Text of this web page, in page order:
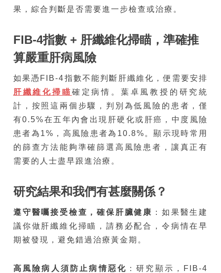
果，綜合判斷是否需要進一步檢查或治療。
FIB-4指數 + 肝纖維化掃瞄，準確推
算嚴重肝病風險
如果憑FIB-4指數不能判斷肝纖維化，便需要安排
肝纖維化掃瞄確定病情。葉卓風教授的研究統
計，按照這兩個步驟，判別為低風險的患者，僅
有0.5%在五年內會出現肝硬化或肝癌，中度風險
患者為1%，高風險患者為10.8%。顯示現時常用
的篩查方法能夠準確篩選高風險患者，讓真正有
需要的人士盡早跟進治療。
研究結果和我們有甚麼關係？
遵守醫囑接受檢查，確保肝臟健康 ：如果醫生建
議你做肝纖維化掃瞄，請務必配合，令病情在早
期被發現，避免錯過治療黃金期。
高風險病人 須防 止病情惡化 ：研究顯示，FIB-4